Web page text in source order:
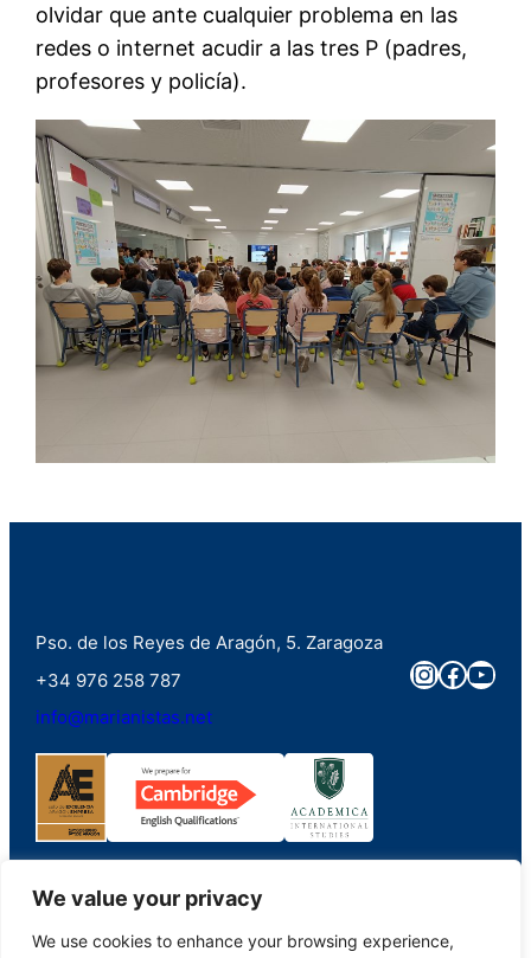
We value your privacy
We use cookies to enhance your browsing experience,
olvidar que ante cualquier problema en las
redes o internet acudir a las tres P (padres,
profesores y policía).
Pso. de los Reyes de Aragón, 5. Zaragoza
+34 976 258 787
info@marianistas.net